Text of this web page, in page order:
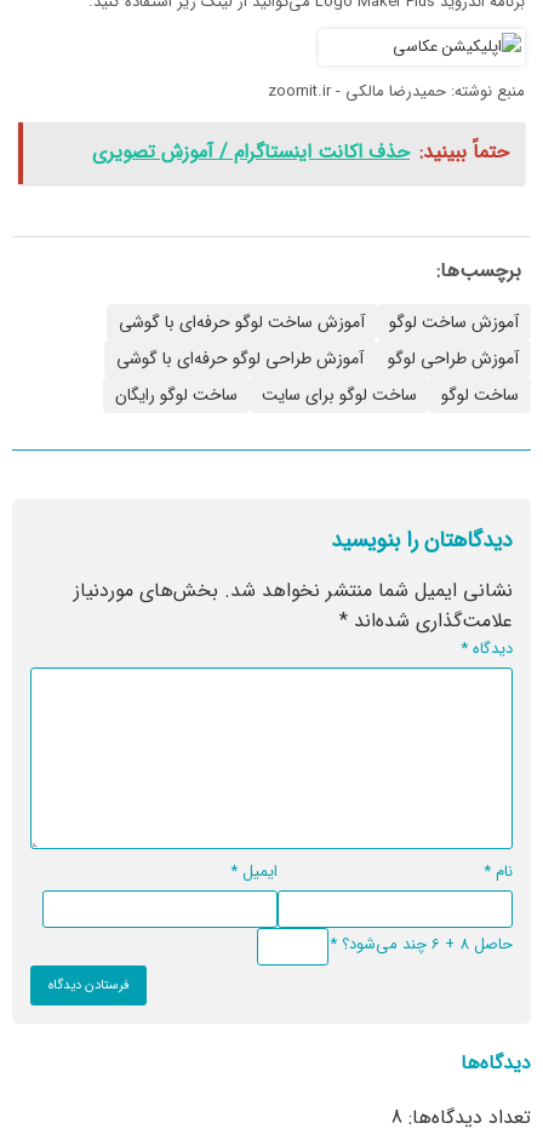
منبع نوشته: حمیدرضا مالکی - zoomit.ir
حتماً ببینید: حذف اکانت اینستاگرام / آموزش تصویری
برچسب‌ها:
آموزش ساخت لوگو
آموزش ساخت لوگو حرفه‌ای با گوشی
آموزش طراحی لوگو
آموزش طراحی لوگو حرفه‌ای با گوشی
ساخت لوگو
ساخت لوگو برای سایت ساخت لوگو رایگان
دیدگاهتان را بنویسید
نشانی ایمیل شما منتشر نخواهد شد. بخش‌های موردنیاز
علامت‌گذاری شده‌اند *
دیدگاه*
نام* ایمیل*
حاصل 8 + 6 چند می‌شود؟ *
دیدگاه‌ها
تعداد دیدگاه‌ها: 8